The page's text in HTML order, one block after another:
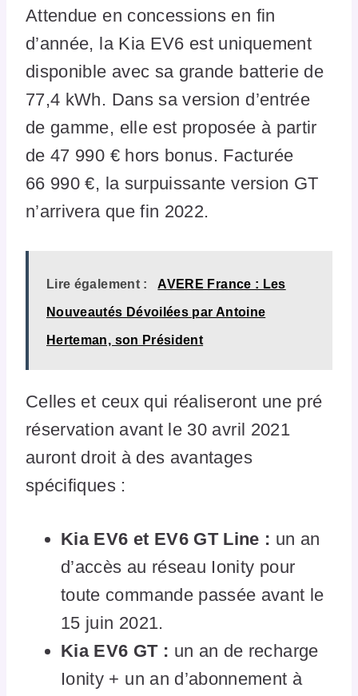
Attendue en concessions en fin
d’année, la Kia EV6 est uniquement
disponible avec sa grande batterie de
77,4 kWh. Dans sa version d’entrée
de gamme, elle est proposée à partir
de 47 990 € hors bonus. Facturée
66 990 €, la surpuissante version GT
n’arrivera que fin 2022.
Lire également : AVERE France : Les
Nouveautés Dévoilées par Antoine
Herteman, son Président
Celles et ceux qui réaliseront une pré
réservation avant le 30 avril 2021
auront droit à des avantages
spécifiques :
Kia EV6 et EV6 GT Line : un an
d’accès au réseau Ionity pour
toute commande passée avant le
15 juin 2021.
Kia EV6 GT : un an de recharge
Ionity + un an d’abonnement à